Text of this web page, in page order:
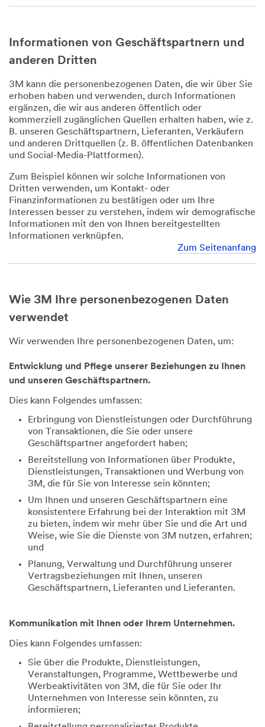
Informationen von Geschäftspartnern und
anderen Dritten
3M kann die personenbezogenen Daten, die wir über Sie
erhoben haben und verwenden, durch Informationen
ergänzen, die wir aus anderen öffentlich oder
kommerziell zugänglichen Quellen erhalten haben, wie z.
B. unseren Geschäftspartnern, Lieferanten, Verkäufern
und anderen Drittquellen (z. B. öffentlichen Datenbanken
und Social-Media-Plattformen).
Zum Beispiel können wir solche Informationen von
Dritten verwenden, um Kontakt- oder
Finanzinformationen zu bestätigen oder um Ihre
Interessen besser zu verstehen, indem wir demografische
Informationen mit den von Ihnen bereitgestellten
Informationen verknüpfen.
Zum Seitenanfang
Wie 3M Ihre personenbezogenen Daten
verwendet
Wir verwenden Ihre personenbezogenen Daten, um:
Entwicklung und Pflege unserer Beziehungen zu Ihnen
und unseren Geschäftspartnern.
Dies kann Folgendes umfassen:
Erbringung von Dienstleistungen oder Durchführung
von Transaktionen, die Sie oder unsere
Geschäftspartner angefordert haben;
Bereitstellung von Informationen über Produkte,
Dienstleistungen, Transaktionen und Werbung von
3M, die für Sie von Interesse sein könnten;
Um Ihnen und unseren Geschäftspartnern eine
konsistentere Erfahrung bei der Interaktion mit 3M
zu bieten, indem wir mehr über Sie und die Art und
Weise, wie Sie die Dienste von 3M nutzen, erfahren;
und
Planung, Verwaltung und Durchführung unserer
Vertragsbeziehungen mit Ihnen, unseren
Geschäftspartnern, Lieferanten und Lieferanten.
Kommunikation mit Ihnen oder Ihrem Unternehmen.
Dies kann Folgendes umfassen:
Sie über die Produkte, Dienstleistungen,
Veranstaltungen, Programme, Wettbewerbe und
Werbeaktivitäten von 3M, die für Sie oder Ihr
Unternehmen von Interesse sein könnten, zu
informieren;